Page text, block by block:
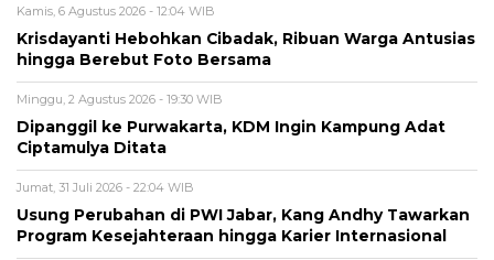
Kamis, 6 Agustus 2026 - 12:04 WIB
Krisdayanti Hebohkan Cibadak, Ribuan Warga Antusias
hingga Berebut Foto Bersama
Minggu, 2 Agustus 2026 - 19:30 WIB
Dipanggil ke Purwakarta, KDM Ingin Kampung Adat
Ciptamulya Ditata
Jumat, 31 Juli 2026 - 22:04 WIB
Usung Perubahan di PWI Jabar, Kang Andhy Tawarkan
Program Kesejahteraan hingga Karier Internasional